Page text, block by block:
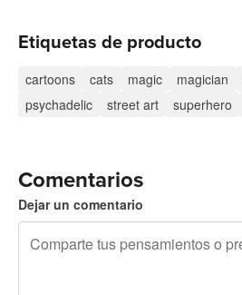
Etiquetas de producto
cartoons cats magic magician
psychadelic
street art superhero
Comentarios
Dejar un comentario